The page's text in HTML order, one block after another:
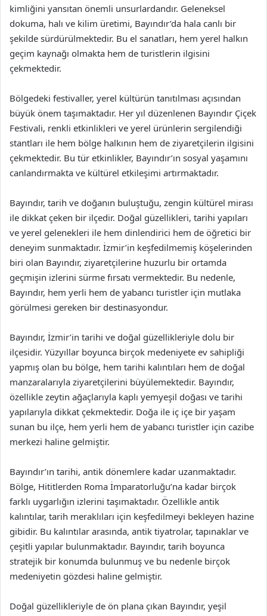
kimliğini yansıtan önemli unsurlardandır. Geleneksel
dokuma, halı ve kilim üretimi, Bayındır’da hala canlı bir
şekilde sürdürülmektedir. Bu el sanatları, hem yerel halkın
geçim kaynağı olmakta hem de turistlerin ilgisini
çekmektedir.
Bölgedeki festivaller, yerel kültürün tanıtılması açısından
büyük önem taşımaktadır. Her yıl düzenlenen Bayındır Çiçek
Festivali, renkli etkinlikleri ve yerel ürünlerin sergilendiği
stantları ile hem bölge halkının hem de ziyaretçilerin ilgisini
çekmektedir. Bu tür etkinlikler, Bayındır’ın sosyal yaşamını
canlandırmakta ve kültürel etkileşimi artırmaktadır.
Bayındır, tarih ve doğanın buluştuğu, zengin kültürel mirası
ile dikkat çeken bir ilçedir. Doğal güzellikleri, tarihi yapıları
ve yerel gelenekleri ile hem dinlendirici hem de öğretici bir
deneyim sunmaktadır. İzmir’in keşfedilmemiş köşelerinden
biri olan Bayındır, ziyaretçilerine huzurlu bir ortamda
geçmişin izlerini sürme fırsatı vermektedir. Bu nedenle,
Bayındır, hem yerli hem de yabancı turistler için mutlaka
görülmesi gereken bir destinasyondur.
Bayındır, İzmir’in tarihi ve doğal güzellikleriyle dolu bir
ilçesidir. Yüzyıllar boyunca birçok medeniyete ev sahipliği
yapmış olan bu bölge, hem tarihi kalıntıları hem de doğal
manzaralarıyla ziyaretçilerini büyülemektedir. Bayındır,
özellikle zeytin ağaçlarıyla kaplı yemyeşil doğası ve tarihi
yapılarıyla dikkat çekmektedir. Doğa ile iç içe bir yaşam
sunan bu ilçe, hem yerli hem de yabancı turistler için cazibe
merkezi haline gelmiştir.
Bayındır’ın tarihi, antik dönemlere kadar uzanmaktadır.
Bölge, Hititlerden Roma İmparatorluğu’na kadar birçok
farklı uygarlığın izlerini taşımaktadır. Özellikle antik
kalıntılar, tarih meraklıları için keşfedilmeyi bekleyen hazine
gibidir. Bu kalıntılar arasında, antik tiyatrolar, tapınaklar ve
çeşitli yapılar bulunmaktadır. Bayındır, tarih boyunca
stratejik bir konumda bulunmuş ve bu nedenle birçok
medeniyetin gözdesi haline gelmiştir.
Doğal güzellikleriyle de ön plana çıkan Bayındır, yeşil